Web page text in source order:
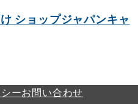
ショップジャパンキャ
ーお問い合わせ